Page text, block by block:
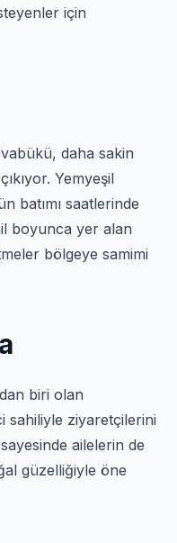
için
daha sakin
Yemyeşil
batımı saatlerinde
boyunca yer alan
bölgeye samimi
biri olan
sahiliyle ziyaretçilerini
ailelerin de
güzelliğiyle öne